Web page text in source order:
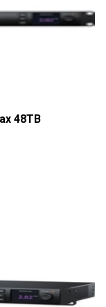
48TB